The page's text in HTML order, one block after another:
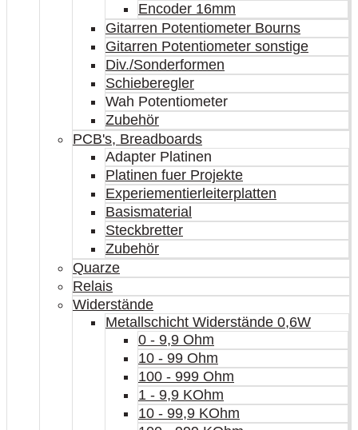
Encoder 16mm
Gitarren Potentiometer Bourns
Gitarren Potentiometer sonstige
Div./Sonderformen
Schieberegler
Wah Potentiometer
Zubehör
PCB's, Breadboards
Adapter Platinen
Platinen fuer Projekte
Experiementierleiterplatten
Basismaterial
Steckbretter
Zubehör
Quarze
Relais
Widerstände
Metallschicht Widerstände 0,6W
0 - 9,9 Ohm
10 - 99 Ohm
100 - 999 Ohm
1 - 9,9 KOhm
10 - 99,9 KOhm